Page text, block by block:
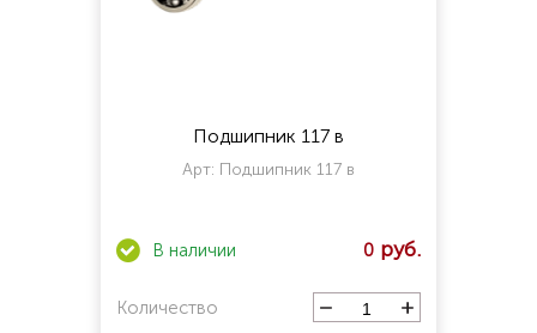
Подшипник 117 в
Арт: Подшипник 117 в
0
Количество